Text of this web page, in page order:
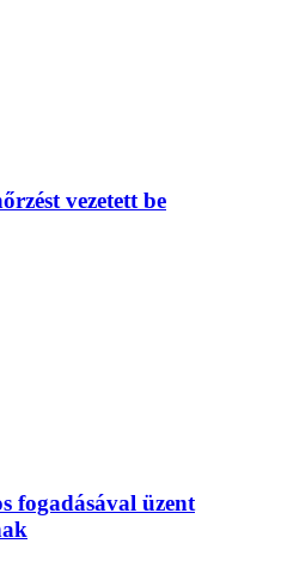
vezetett be
fogadásával üzent